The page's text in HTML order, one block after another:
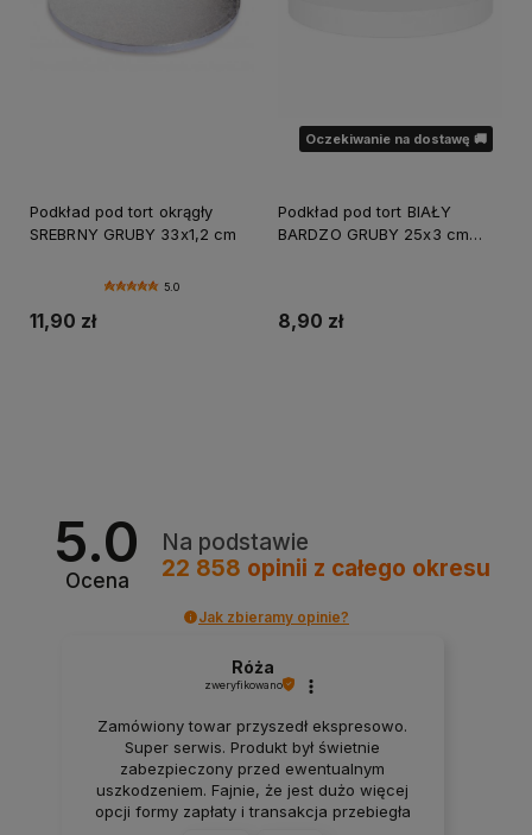
Podkład pod tort okrągły
SREBRNY GRUBY 33x1,2 cm
5.0
11,90 zł
Oczekiwanie na dostawę 🚚
Podkład pod tort BIAŁY
BARDZO GRUBY 25x3 cm
8,90 zł
5.0
Ocena
Na podstawie
22 858 opinii z całego okresu
Jak zbieramy opinie?
Róża
zweryfikowano
Zamówiony towar przyszedł ekspresowo.
Super serwis. Produkt był świetnie
zabezpieczony przed ewentualnym
uszkodzeniem. Fajnie, że jest dużo więcej
opcji formy zapłaty i transakcja przebiegła